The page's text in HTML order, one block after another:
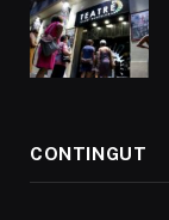
CONTINGUT